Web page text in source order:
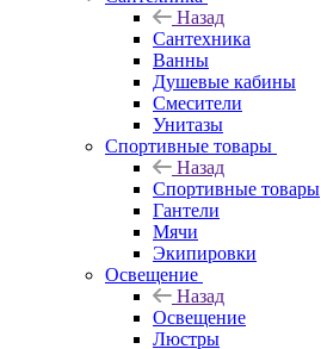
Назад
Сантехника
Ванны
Душевые кабины
Смесители
Унитазы
Спортивные товары
Назад
Спортивные товары
Гантели
Мячи
Экипировки
Освещение
Назад
Освещение
Люстры